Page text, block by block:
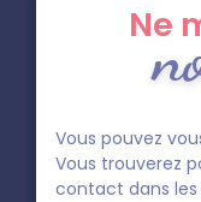
Ne
Vous pouvez
Vous trouverez
contact dans